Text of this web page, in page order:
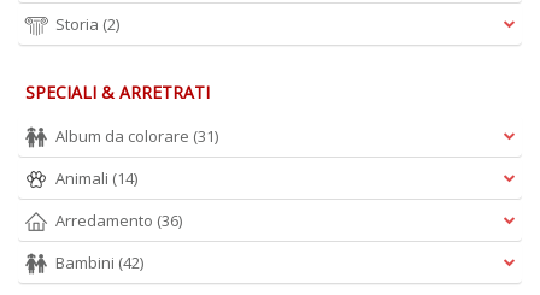
Storia (2)
SPECIALI & ARRETRATI
Album da colorare (31)
Animali (14)
Arredamento (36)
Bambini (42)